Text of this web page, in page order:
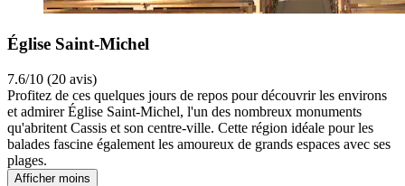
Église Saint-Michel
7.6/10 (20 avis)
Profitez de ces quelques jours de repos pour découvrir les environs
et admirer Église Saint-Michel, l'un des nombreux monuments
qu'abritent Cassis et son centre-ville. Cette région idéale pour les
balades fascine également les amoureux de grands espaces avec ses
plages.
Afficher moins